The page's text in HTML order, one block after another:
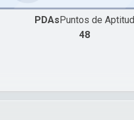
PDAs Puntos de Aptitud
48